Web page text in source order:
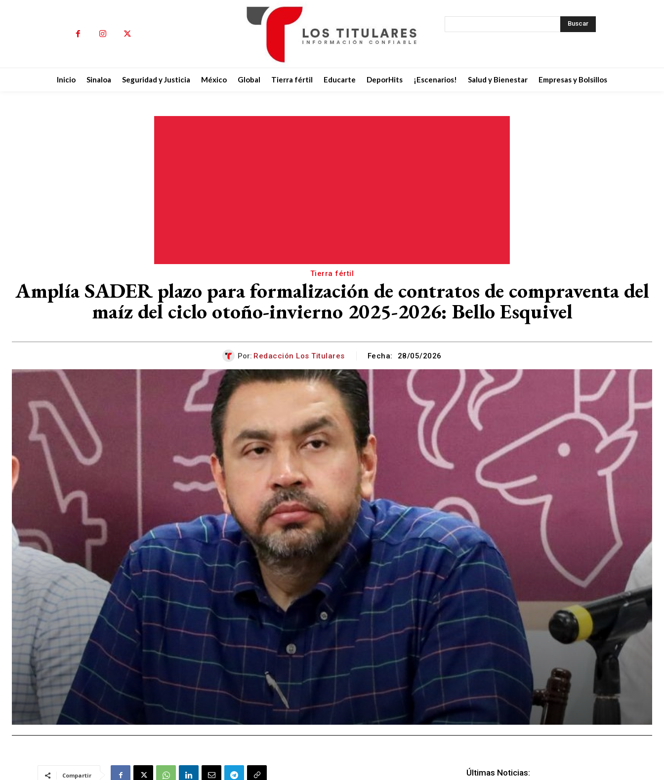
Buscar
Inicio Sinaloa Seguridad y Justicia México Global Tierra fértil Educarte DeporHits ¡Escenarios! Salud y Bienestar Empresas y Bolsillos
Tierra fértil
Amplía SADER plazo para formalización de contratos de compraventa del
maíz del ciclo otoño-invierno 2025-2026: Bello Esquivel
Por: Redacción Los Titulares Fecha: 28/05/2026
Compartir Últimas Noticias: